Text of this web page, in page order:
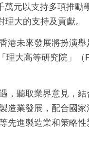
元以支持多項推動
大的支持及貢獻。
港未來發展將扮演舉
大高等研究院」（
，聽取業界意見，結
造業發展，配合國
先進製造業和策略